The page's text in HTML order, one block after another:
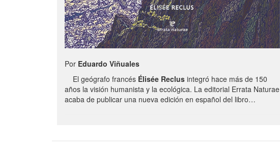
Por Eduardo Viñuales
El geógrafo francés Élisée Reclus integró hace más de 150
años la visión humanista y la ecológica. La editorial Errata Naturae
acaba de publicar una nueva edición en español del libro…